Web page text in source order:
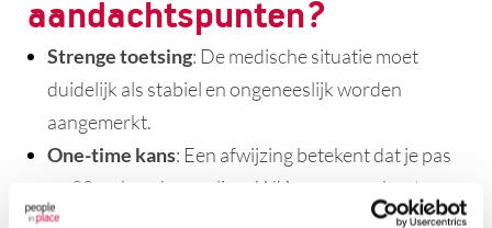
aandachtspunten?
Strenge toetsing: De medische situatie moet
duidelijk als stabiel en ongeneeslijk worden
aangemerkt.
One-time kans: Een afwijzing betekent dat je pas
na 88 weken de reguliere WIA-aanvraag kunt
doen.